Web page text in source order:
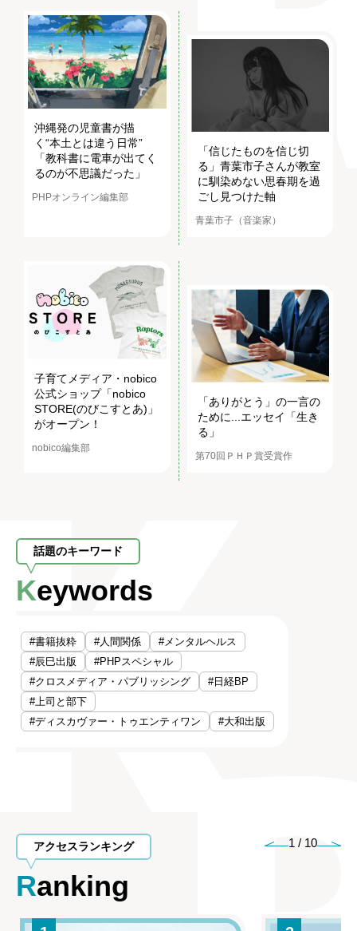
沖縄発の児童書が描
く“本土とは違う日常”
「教科書に電車が出てく
るのが不思議だった」
PHPオンライン編集部
「信じたものを信じ切
る」青葉市子さんが教室
に馴染めない思春期を過
ごし見つけた軸
青葉市子（音楽家）
子育てメディア・nobico
公式ショップ「nobico
STORE(のびこすとあ)」
がオープン！
nobico編集部
「ありがとう」の一言の
ために...エッセイ「生き
る」
第70回ＰＨＰ賞受賞作
話題のキーワード
Keywords
#書籍抜粋 #人間関係
#メンタルヘルス
#辰巳出版
#PHPスペシャル
#クロスメディア・パブリッシング
#日経BP
#上司と部下
#ディスカヴァー・トゥエンティワン
#大和出版
アクセスランキング
Ranking
1 / 10